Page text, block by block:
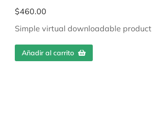
$460.00
Simple virtual downloadable product
Añadir al carrito